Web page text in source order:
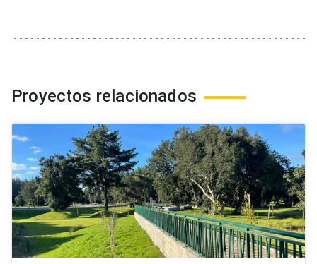
Proyectos relacionados